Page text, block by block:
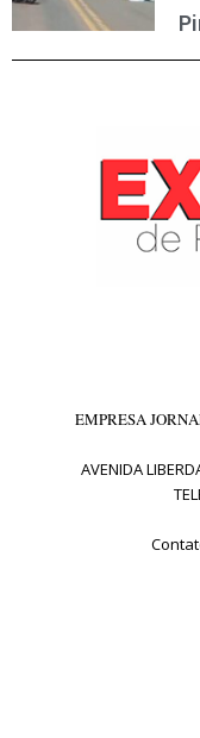
EMPRESA
AVENIDA